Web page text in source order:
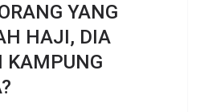
YANG
HAJI, DIA
KAMPUNG